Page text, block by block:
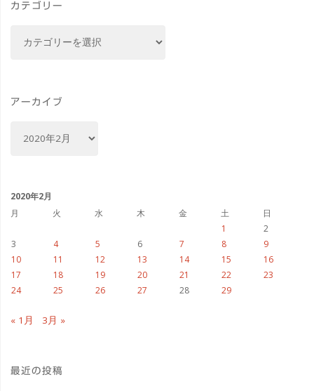
カテゴリー
ー
アーカイブ
ブ
2020年2月
月
火 水 木 金 土
日
1
2
3
4 5 6 7 8
9
10
11 12 13 14 15
16
17
18 19 20 21 22
23
24
25 26 27 28 29
« 1月 3月 »
最近の投稿